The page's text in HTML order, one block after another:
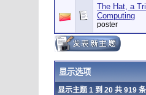
The Hat, a
Computing
poster
显示选项
显示主题 1 到 20 共 919 条